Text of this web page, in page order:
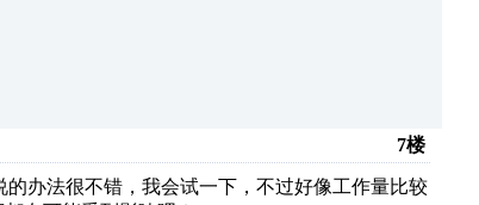
7楼
办法很不错，我会试一下，不过好像工作量比较